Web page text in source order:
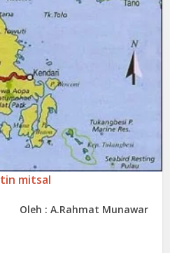
mitsal
Oleh : A.Rahmat Munawar